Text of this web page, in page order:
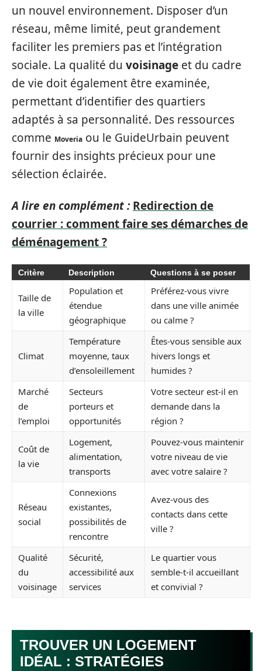
un nouvel environnement. Disposer d’un
réseau, même limité, peut grandement
faciliter les premiers pas et l’intégration
sociale. La qualité du voisinage et du cadre
de vie doit également être examinée,
permettant d’identifier des quartiers
adaptés à sa personnalité. Des ressources
comme Moveria ou le GuideUrbain peuvent
fournir des insights précieux pour une
sélection éclairée.
A lire en complément : Redirection de
courrier : comment faire ses démarches de
déménagement ?
Critère Description Questions à se poser
Taille de
la ville
Population et
étendue
géographique
Préférez-vous vivre
dans une ville animée
ou calme ?
Climat
Température
moyenne, taux
d’ensoleillement
Êtes-vous sensible aux
hivers longs et
humides ?
Marché
de
l’emploi
Secteurs
porteurs et
opportunités
Votre secteur est-il en
demande dans la
région ?
Coût de
la vie
Logement,
alimentation,
transports
Pouvez-vous maintenir
votre niveau de vie
avec votre salaire ?
Réseau
social
Connexions
existantes,
possibilités de
rencontre
Avez-vous des
contacts dans cette
ville ?
Qualité
du
voisinage
Sécurité,
accessibilité aux
services
Le quartier vous
semble-t-il accueillant
et convivial ?
TROUVER UN LOGEMENT
IDÉAL : STRATÉGIES